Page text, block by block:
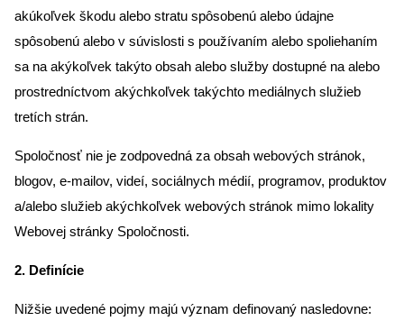
akúkoľvek škodu alebo stratu spôsobenú alebo údajne
spôsobenú alebo v súvislosti s používaním alebo spoliehaním
sa na akýkoľvek takýto obsah alebo služby dostupné na alebo
prostredníctvom akýchkoľvek takýchto mediálnych služieb
tretích strán.
Spoločnosť nie je zodpovedná za obsah webových stránok,
blogov, e-mailov, videí, sociálnych médií, programov, produktov
a/alebo služieb akýchkoľvek webových stránok mimo lokality
Webovej stránky Spoločnosti.
2. Definície
Nižšie uvedené pojmy majú význam definovaný nasledovne: